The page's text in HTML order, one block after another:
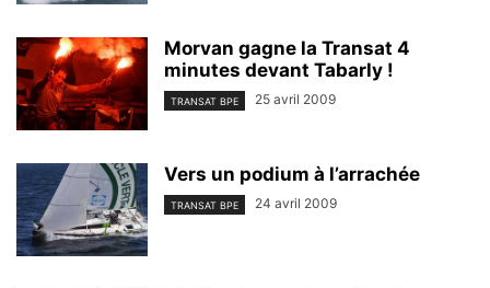
Morvan gagne la Transat 4
minutes devant Tabarly !
TRANSAT BPE 25 avril 2009
Vers un podium à l’arrachée
TRANSAT BPE 24 avril 2009